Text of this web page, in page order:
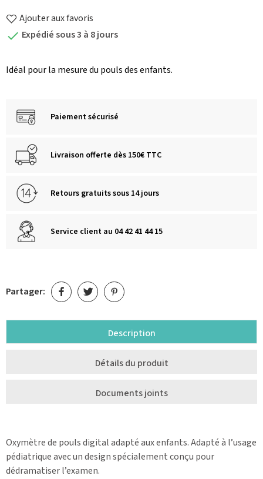
Ajouter aux favoris
 Expédié sous 3 à 8 jours
Idéal pour la mesure du pouls des enfants.
Paiement sécurisé
Livraison offerte dès 150€ TTC
Retours gratuits sous 14 jours
Service client au 04 42 41 44 15
Partager:
Description
Détails du produit
Documents joints
Oxymètre de pouls digital adapté aux enfants. Adapté à l’usage
pédiatrique avec un design spécialement conçu pour
dédramatiser l’examen.